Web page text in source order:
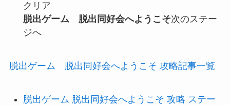
クリア
脱出ゲーム 脱出同好会へようこそ次のステー
ジへ
脱出ゲーム 脱出同好会へようこそ 攻略記事一覧
脱出ゲーム 脱出同好会へようこそ 攻略 ステー